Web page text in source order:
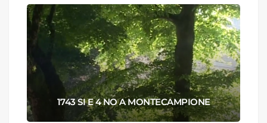
1743 SI E 4 NO A MONTECAMPIONE